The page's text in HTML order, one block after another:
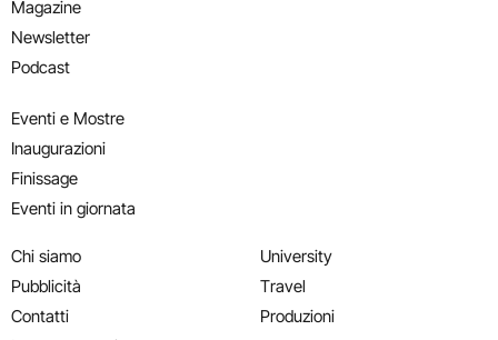
Magazine
Newsletter
Podcast
Eventi e Mostre
Inaugurazioni
Finissage
Eventi in giornata
Chi siamo
Pubblicità
Contatti
University
Travel
Produzioni